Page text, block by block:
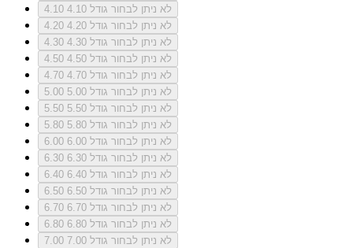
4.10
לא ניתן לבחור גודל 4.10
4.20
לא ניתן לבחור גודל 4.20
4.30
לא ניתן לבחור גודל 4.30
4.50
לא ניתן לבחור גודל 4.50
4.70
לא ניתן לבחור גודל 4.70
5.00
לא ניתן לבחור גודל 5.00
5.50
לא ניתן לבחור גודל 5.50
5.80
לא ניתן לבחור גודל 5.80
6.00
לא ניתן לבחור גודל 6.00
6.30
לא ניתן לבחור גודל 6.30
6.40
לא ניתן לבחור גודל 6.40
6.50
לא ניתן לבחור גודל 6.50
6.70
לא ניתן לבחור גודל 6.70
6.80
לא ניתן לבחור גודל 6.80
7.00
לא ניתן לבחור גודל 7.00